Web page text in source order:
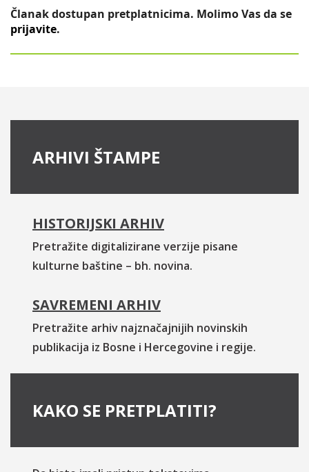
Članak dostupan pretplatnicima. Molimo Vas da se
prijavite.
ARHIVI ŠTAMPE
HISTORIJSKI ARHIV
Pretražite digitalizirane verzije pisane
kulturne baštine – bh. novina.
SAVREMENI ARHIV
Pretražite arhiv najznačajnijih novinskih
publikacija iz Bosne i Hercegovine i regije.
KAKO SE PRETPLATITI?